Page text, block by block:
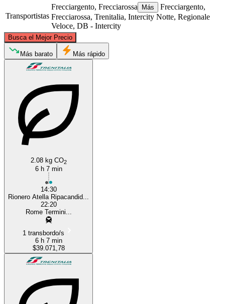
Transportistas
Frecciargento, Frecciarossa Más
Frecciargento,
Frecciarossa, Trenitalia, Intercity Notte, Regionale
Veloce, DB - Intercity
Busca el Mejor Precio
Rome
©
Más barato Más rápido
2.08 kg CO2
6 h 7 min
14:30
Rionero Atella Ripacandid...
22:20
Rome Termini...
1 transbordo/s
6 h 7 min
$39.071,78